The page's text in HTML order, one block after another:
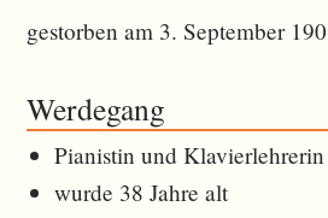
gestorben am 3. September
Werdegang
Pianistin und
wurde 38 Jahre alt